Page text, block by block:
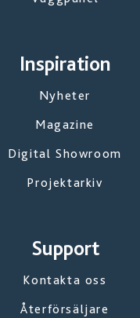
Inspiration
Nyheter
Magazine
Digital Showroom
Projektarkiv
Support
Kontakta oss
Återförsäljare